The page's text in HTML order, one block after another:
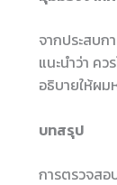
จากประสบก
แนะนำว่า ค
อธิบายให้ผ
บทสรุป
การตรวจส